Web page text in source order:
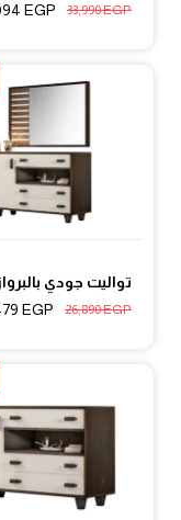
33,990EGP
EGP
تواليت جودي بالبرواز
26,890EGP
EGP